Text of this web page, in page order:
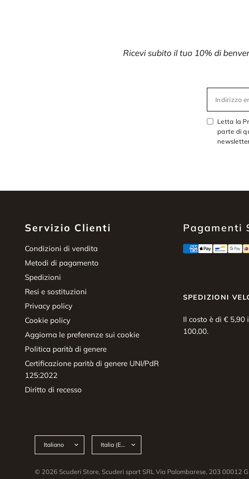
Ricevi subito il tuo 10% di
Indirizzo
Letta la
parte di
Servizio Clienti
Condizioni di vendita
Metodi di pagamento
Spedizioni
Resi e sostituzioni
Privacy policy
Cookie policy
Aggiorna le preferenze sui cookie
Politica parità di genere
Certificazione parità di genere UNI/PdR
125:2022
Diritto di recesso
Pagamenti
SPEDIZIONI
Il costo è di € 5,90
100,00.
paese/area
© 2026 Scuderi Store, Scuderi sport SRL Via Palombarese, 203 00012